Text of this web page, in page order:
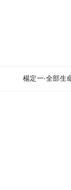
楊定一‧全部生